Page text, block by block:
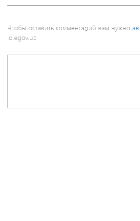
Чтобы оставить комментарий вам нужно
id.egov.uz